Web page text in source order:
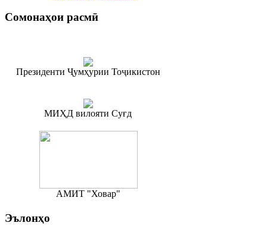
Сомонаҳои расмӣ
Президенти Ҷумҳурии Тоҷикистон
МИҲД вилояти Суғд
АМИТ "Ховар"
Эълонҳо